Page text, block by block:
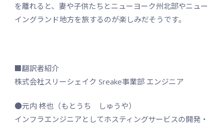
を離れると、妻や子供たちとニューヨーク州北部やニュー
イングランド地方を旅するのが楽しみだそうです。
■翻訳者紹介
株式会社スリーシェイク Sreake事業部 エンジニア
●元内 柊也（もとうち しゅうや）
インフラエンジニアとしてホスティングサービスの開発・